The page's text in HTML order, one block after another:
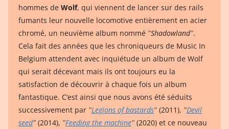
hommes de Wolf, qui viennent de lancer sur des rails
fumants leur nouvelle locomotive entièrement en acier
chromé, un neuvième album nommé ʺShadowlandʺ.
Cela fait des années que les chroniqueurs de Music In
Belgium attendent avec inquiétude un album de Wolf
qui serait décevant mais ils ont toujours eu la
satisfaction de découvrir à chaque fois un album
fantastique. C’est ainsi que nous avons été séduits
successivement par ʺLegions of bastardsʺ (2011), ʺDevil
seedʺ (2014), ʺFeeding the machineʺ (2020) et ce nouveau